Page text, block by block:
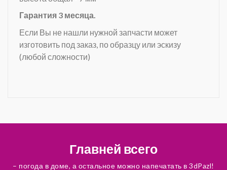
Гарантия 3 месяца.
Если Вы не нашли нужной запчасти может
изготовить под заказ, по образцу или эскизу
(любой сложности)
Главней всего
– погода в доме, а остальное можно напечатать в 3dPazl!